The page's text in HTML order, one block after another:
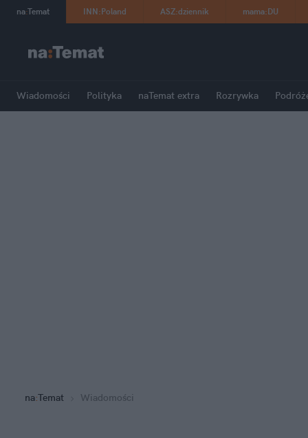
na:Temat INN:Poland ASZ:dziennik mama:DU
Wiadomości Polityka naTemat extra Rozrywka
na:Temat Wiadomości